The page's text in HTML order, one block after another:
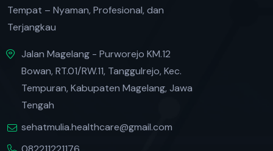
Tempat – Nyaman, Profesional, dan
Terjangkau
Jalan Magelang - Purworejo KM.12
Bowan, RT.01/RW.11, Tanggulrejo, Kec.
Tempuran, Kabupaten Magelang, Jawa
Tengah
sehatmulia.healthcare@gmail.com